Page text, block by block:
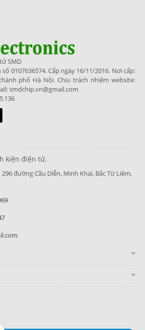
SMD
0107636574. Cấp ngày 16/11/2016. Nơi cấp:
phố Hà Nội. Chịu trách nhiệm website:
smdchip.vn@gmail.com
kiện điện tử.
đường Cầu Diễn, Minh Khai, Bắc Từ Liêm,